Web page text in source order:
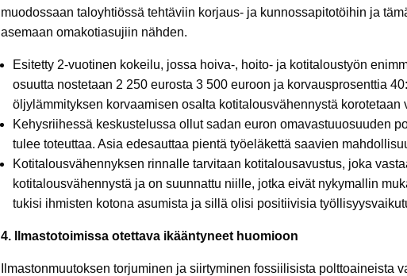
muodossaan taloyhtiössä tehtäviin korjaus- ja kunnossapitotöihin ja
asemaan omakotiasujiin nähden.
Esitetty 2-vuotinen kokeilu, jossa hoiva-, hoito- ja kotitaloustyön
osuutta nostetaan 2 250 eurosta 3 500 euroon ja korvausprosenttia
öljylämmityksen korvaamisen osalta kotitalousvähennystä korotetaan
Kehysriihessä keskustelussa ollut sadan euron omavastuuosuuden
tulee toteuttaa. Asia edesauttaa pientä työeläkettä saavien
Kotitalousvähennyksen rinnalle tarvitaan kotitalousavustus, joka
kotitalousvähennystä ja on suunnattu niille, jotka eivät nykymallin
tukisi ihmisten kotona asumista ja sillä olisi positiivisia
4. Ilmastotoimissa otettava ikääntyneet huomioon
Ilmastonmuutoksen torjuminen ja siirtyminen fossiilisista polttoaineista